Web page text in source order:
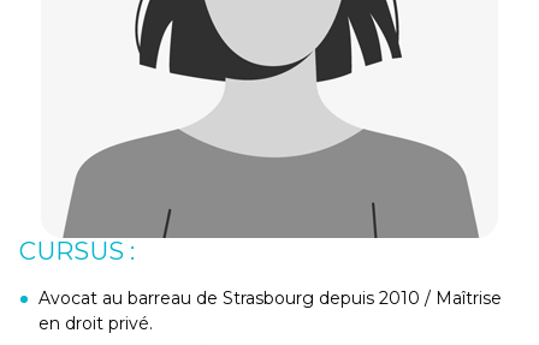
CURSUS :
Avocat au barreau de Strasbourg depuis 2010 / Maîtrise
en droit privé.